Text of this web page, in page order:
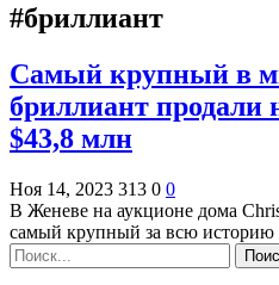
#бриллиант
Самый крупный в
бриллиант продали
$43,8 млн
Ноя 14, 2023 313 0 0
В Женеве на аукционе дома
самый крупный за всю историю